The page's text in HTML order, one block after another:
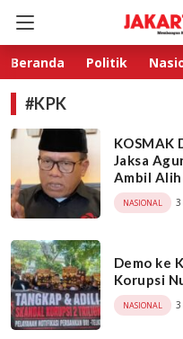
Jakarta
Beranda Politik
#KPK
KOSMAK
Jaksa
Ambil
NASIONAL 3
Demo ke
Korupsi
NASIONAL 3